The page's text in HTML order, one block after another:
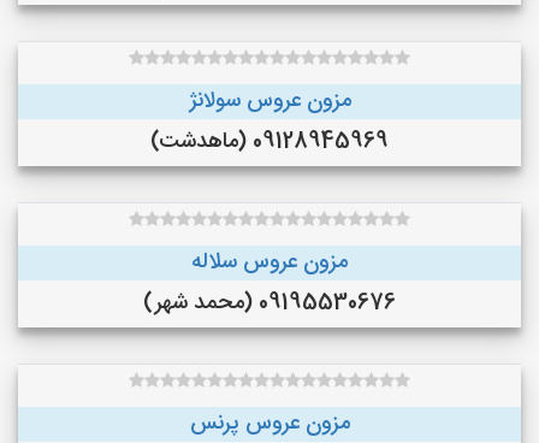
مزون عروس سولانژ
09128945969 (ماهدشت)
مزون عروس سلاله
09195530676 (محمد شهر)
مزون عروس پرنس